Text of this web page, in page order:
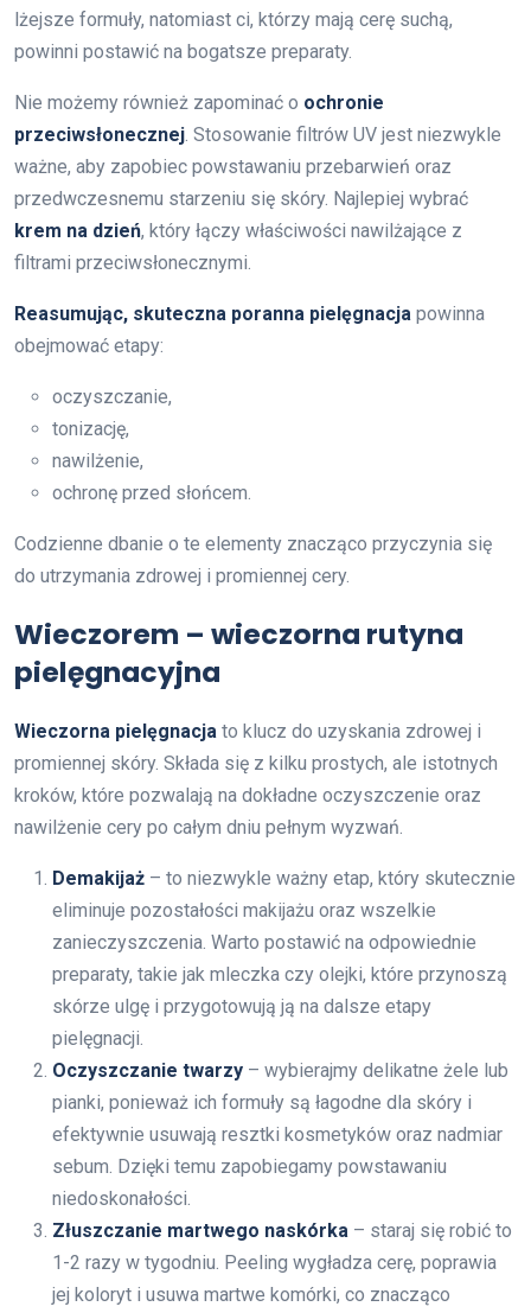
lżejsze formuły, natomiast ci, którzy mają cerę suchą,
powinni postawić na bogatsze preparaty.
Nie możemy również zapominać o ochronie
przeciwsłonecznej . Stosowanie filtrów UV jest niezwykle
ważne, aby zapobiec powstawaniu przebarwień oraz
przedwczesnemu starzeniu się skóry. Najlepiej wybrać
krem na dzień, który łączy właściwości nawilżające z
filtrami przeciwsłonecznymi.
Reasumując, skuteczna poranna pielęgnacja powinna
obejmować etapy:
oczyszczanie,
tonizację,
nawilżenie,
ochronę przed słońcem.
Codzienne dbanie o te elementy znacząco przyczynia się
do utrzymania zdrowej i promiennej cery.
Wieczorem – wieczorna rutyna
pielęgnacyjna
Wieczorna pielęgnacja to klucz do uzyskania zdrowej i
promiennej skóry. Składa się z kilku prostych, ale istotnych
kroków, które pozwalają na dokładne oczyszczenie oraz
nawilżenie cery po całym dniu pełnym wyzwań.
Demakijaż – to niezwykle ważny etap, który skutecznie
eliminuje pozostałości makijażu oraz wszelkie
zanieczyszczenia. Warto postawić na odpowiednie
preparaty, takie jak mleczka czy olejki, które przynoszą
skórze ulgę i przygotowują ją na dalsze etapy
pielęgnacji.
Oczyszczanie twarzy – wybierajmy delikatne żele lub
pianki, ponieważ ich formuły są łagodne dla skóry i
efektywnie usuwają resztki kosmetyków oraz nadmiar
sebum. Dzięki temu zapobiegamy powstawaniu
niedoskonałości.
Złuszczanie martwego naskórka – staraj się robić to
1-2 razy w tygodniu. Peeling wygładza cerę, poprawia
jej koloryt i usuwa martwe komórki, co znacząco